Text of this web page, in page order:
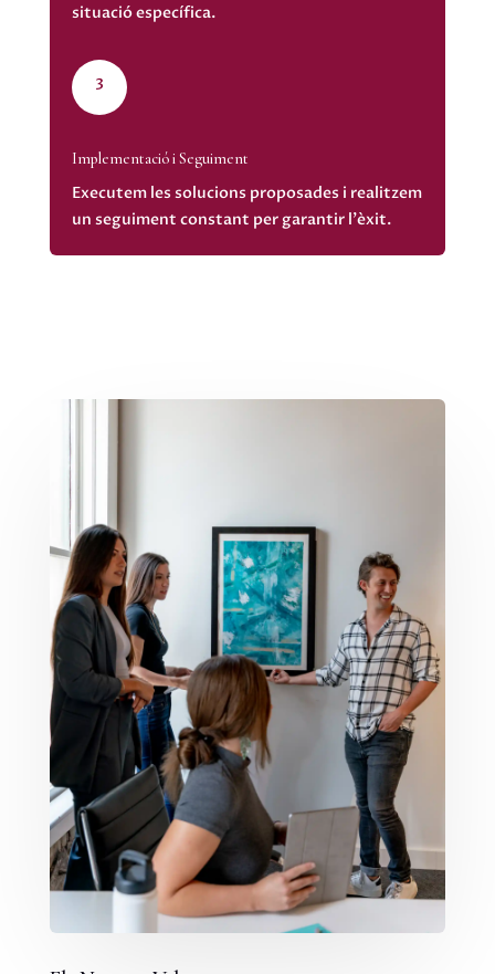
situació específica.
3
Implementació i Seguiment
Executem les solucions proposades i realitzem
un seguiment constant per garantir l'èxit.